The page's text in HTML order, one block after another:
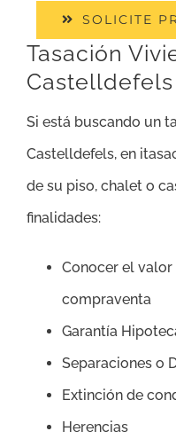
SOLICITE
Tasación
Castelldefels
Si está buscando un
Castelldefels, en
de su piso, chalet o
finalidades:
Conocer el
compraventa
Garantía
Separaciones o
Extinción de
Herencias